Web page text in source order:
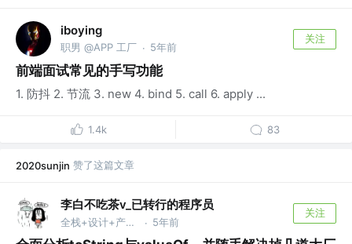
iboying
职男 @APP 工厂 · 5年前
关注
前端面试常见的手写功能
1. 防抖 2. 节流 3. new 4. bind 5. call 6. apply ...
1.4k 83
2020sunjin 赞了这篇文章
李白不吃茶v_已转行的程序员
全栈+设计+产品+…. @腾讯 · 5年前
关注